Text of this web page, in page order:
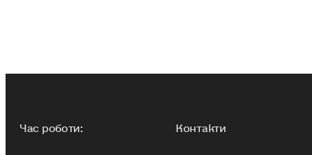
Час роботи: Контакти